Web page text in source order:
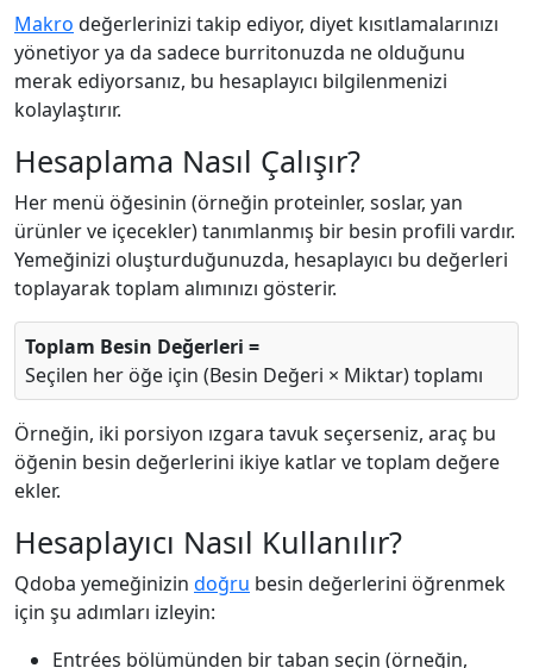
Makro değerlerinizi takip ediyor, diyet kısıtlamalarınızı
yönetiyor ya da sadece burritonuzda ne olduğunu
merak ediyorsanız, bu hesaplayıcı bilgilenmenizi
kolaylaştırır.
Hesaplama Nasıl Çalışır?
Her menü öğesinin (örneğin proteinler, soslar, yan
ürünler ve içecekler) tanımlanmış bir besin profili vardır.
Yemeğinizi oluşturduğunuzda, hesaplayıcı bu değerleri
toplayarak toplam alımınızı gösterir.
Toplam Besin Değerleri =
Seçilen her öğe için (Besin Değeri × Miktar) toplamı
Örneğin, iki porsiyon ızgara tavuk seçerseniz, araç bu
öğenin besin değerlerini ikiye katlar ve toplam değere
ekler.
Hesaplayıcı Nasıl Kullanılır?
Qdoba yemeğinizin doğru besin değerlerini öğrenmek
için şu adımları izleyin:
Entrées bölümünden bir taban seçin (örneğin,